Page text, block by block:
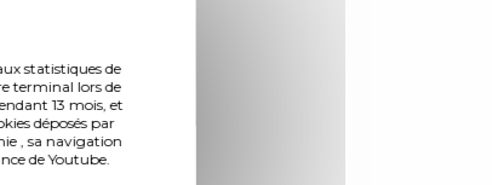
statistiques de
terminal lors de
13 mois, et
déposés par
, sa navigation
de Youtube.